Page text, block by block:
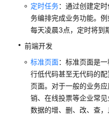
Astro
轻
应
预
置
模
板
建
定时任务：通过创建定
务编排完成业务功能。
每天凌晨3点，定时将到
前端开发
标准页面：标准页面是
行低代码甚至无代码的
页面。对于一般的业务
销、在线投票等企业常
数据的增、删、改、查